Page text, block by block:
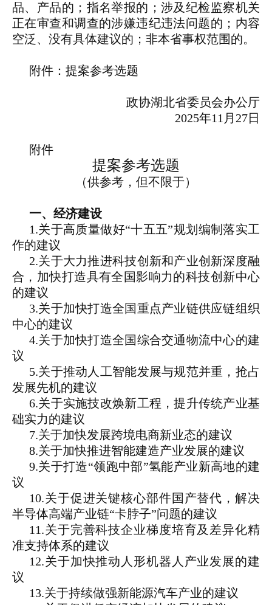
品、产品的；指名举报的；涉及纪检监察机关
正在审查和调查的涉嫌违纪违法问题的；内容
空泛、没有具体建议的；非本省事权范围的。
附件：提案参考选题
政协湖北省委员会办公厅
2025年11月27日
附件
提案参考选题
（供参考，但不限于）
一、经济建设
1.关于高质量做好“十五五”规划编制落实工
作的建议
2.关于大力推进科技创新和产业创新深度融
合，加快打造具有全国影响力的科技创新中心
的建议
3.关于加快打造全国重点产业链供应链组织
中心的建议
4.关于加快打造全国综合交通物流中心的建
议
5.关于推动人工智能发展与规范并重，抢占
发展先机的建议
6.关于实施技改焕新工程，提升传统产业基
础实力的建议
7.关于加快发展跨境电商新业态的建议
8.关于加快推进智能建造产业发展的建议
9.关于打造“领跑中部”氢能产业新高地的建
议
10.关于促进关键核心部件国产替代，解决
半导体高端产业链“卡脖子”问题的建议
11.关于完善科技企业梯度培育及差异化精
准支持体系的建议
12.关于加快推动人形机器人产业发展的建
议
13.关于持续做强新能源汽车产业的建议